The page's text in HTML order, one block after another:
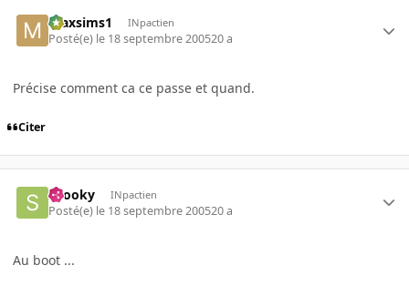
maxsims1 INpactien
Posté(e) le 18 septembre 200520 a
Précise comment ca ce passe et quand.
Citer
snooky INpactien
Posté(e) le 18 septembre 200520 a
Au boot ...